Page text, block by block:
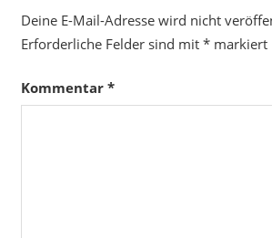
Deine E-Mail-Adresse wird nicht
Erforderliche Felder sind mit *markiert
Kommentar *